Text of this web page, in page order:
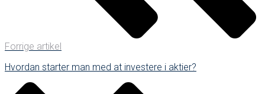
Forrige artikel
Hvordan starter man med at investere i aktier?